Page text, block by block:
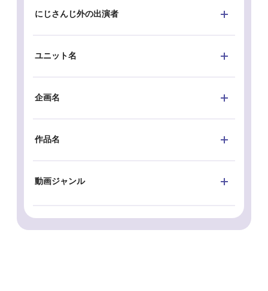
にじさんじ外の出演者
ユニット名
企画名
作品名
動画ジャンル